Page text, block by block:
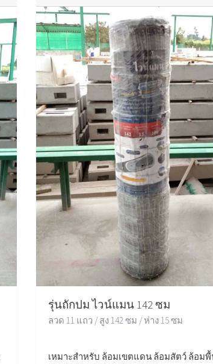
รุ่นถักปม ไวน์แมน 142 ซม
ลวด 11 แถว / สูง 142 ซม / ห่าง 15 ซม
เหมาะสำหรับ ล้อมเขตแดน ล้อมสัตว์ ล้อม